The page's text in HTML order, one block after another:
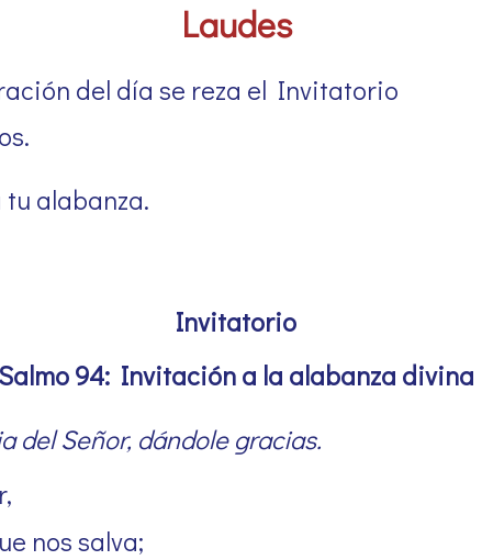
Laudes
del día se reza el Invitatorio
alabanza.
Invitatorio
Salmo 94: Invitación a la alabanza divina
del Señor, dándole gracias.
nos salva;